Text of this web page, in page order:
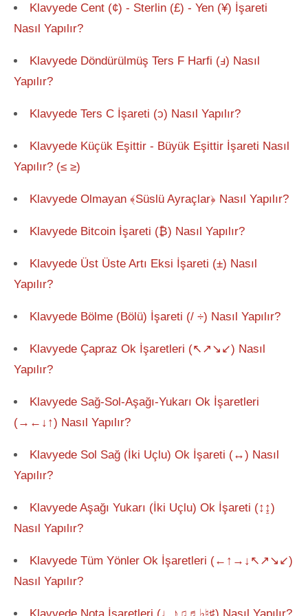
Klavyede Cent (¢) - Sterlin (£) - Yen (¥) İşareti
Nasıl Yapılır?
Klavyede Döndürülmüş Ters F Harfi (ⅎ) Nasıl
Yapılır?
Klavyede Ters C İşareti (ↄ) Nasıl Yapılır?
Klavyede Küçük Eşittir - Büyük Eşittir İşareti Nasıl
Yapılır? (≤ ≥)
Klavyede Olmayan ﴾Süslü Ayraçlar﴿ Nasıl Yapılır?
Klavyede Bitcoin İşareti (₿) Nasıl Yapılır?
Klavyede Üst Üste Artı Eksi İşareti (±) Nasıl
Yapılır?
Klavyede Bölme (Bölü) İşareti (/ ÷) Nasıl Yapılır?
Klavyede Çapraz Ok İşaretleri (↖↗↘↙) Nasıl
Yapılır?
Klavyede Sağ-Sol-Aşağı-Yukarı Ok İşaretleri
(→←↓↑) Nasıl Yapılır?
Klavyede Sol Sağ (İki Uçlu) Ok İşareti (↔) Nasıl
Yapılır?
Klavyede Aşağı Yukarı (İki Uçlu) Ok İşareti (↕↨)
Nasıl Yapılır?
Klavyede Tüm Yönler Ok İşaretleri (←↑→↓↖↗↘↙)
Nasıl Yapılır?